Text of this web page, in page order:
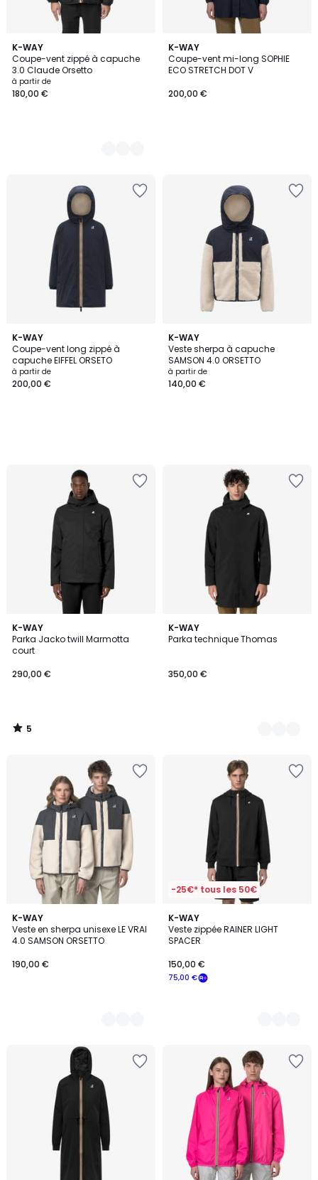
K-WAY
Coupe-vent zippé à capuche
3.0 Claude Orsetto
à partir de
180,00 €
3
Couleurs
K-WAY
Coupe-vent mi-long SOPHIE
ECO STRETCH DOT V
200,00 €
K-WAY
Coupe-vent long zippé à
capuche EIFFEL ORSETO
à partir de
200,00 €
K-WAY
Veste sherpa à capuche
SAMSON 4.0 ORSETTO
à partir de
140,00 €
K-WAY
Parka Jacko twill Marmotta
court
290,00 €
5
/
5
5
/
K-WAY
Parka technique Thomas
350,00 €
3
Couleurs
K-WAY
Veste en sherpa unisexe LE VRAI
4.0 SAMSON ORSETTO
190,00 €
2
Couleurs
-25€* tous les 50€
K-WAY
Veste zippée RAINER LIGHT
SPACER
75,00 €
150,00 €
2
Couleurs